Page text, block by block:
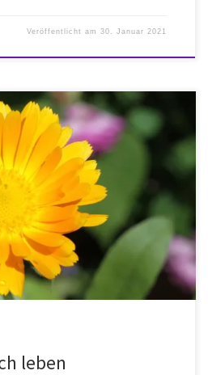
Veröffentlicht am30. Januar 2021
die Sonne Deiner Welt Von Natur aus
als die Sonne, Deiner Welt. So ist
Großen wie im Kleinsten organisiert
Dein Wesen, wie die kleinsten
jedes […]
leben